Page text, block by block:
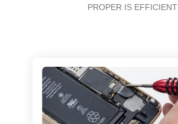
PROPER IS EFFICIENT